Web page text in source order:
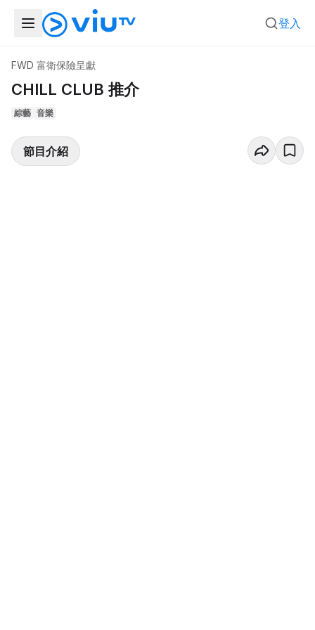
登入
FWD 富衛保險呈獻
CHILL CLUB 推介
綜藝 音樂
節目介紹